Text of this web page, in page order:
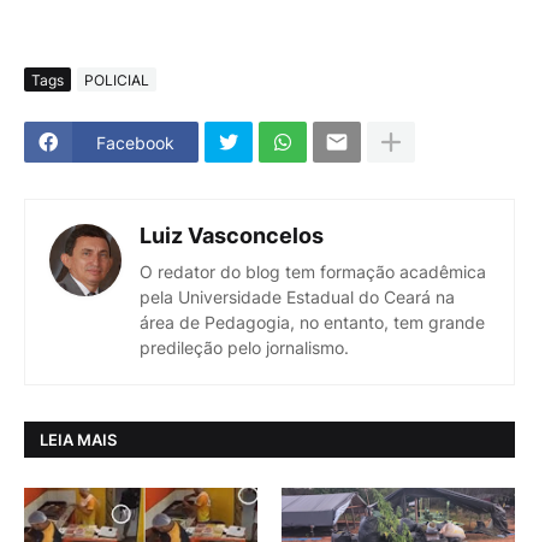
Tags POLICIAL
Facebook
Luiz Vasconcelos
O redator do blog tem formação acadêmica
pela Universidade Estadual do Ceará na
área de Pedagogia, no entanto, tem grande
predileção pelo jornalismo.
LEIA MAIS